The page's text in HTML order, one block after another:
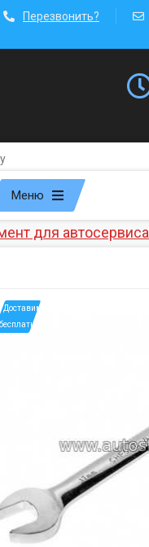
Перезвонить?
Меню
для автосервиса
*Доставим
бесплатно